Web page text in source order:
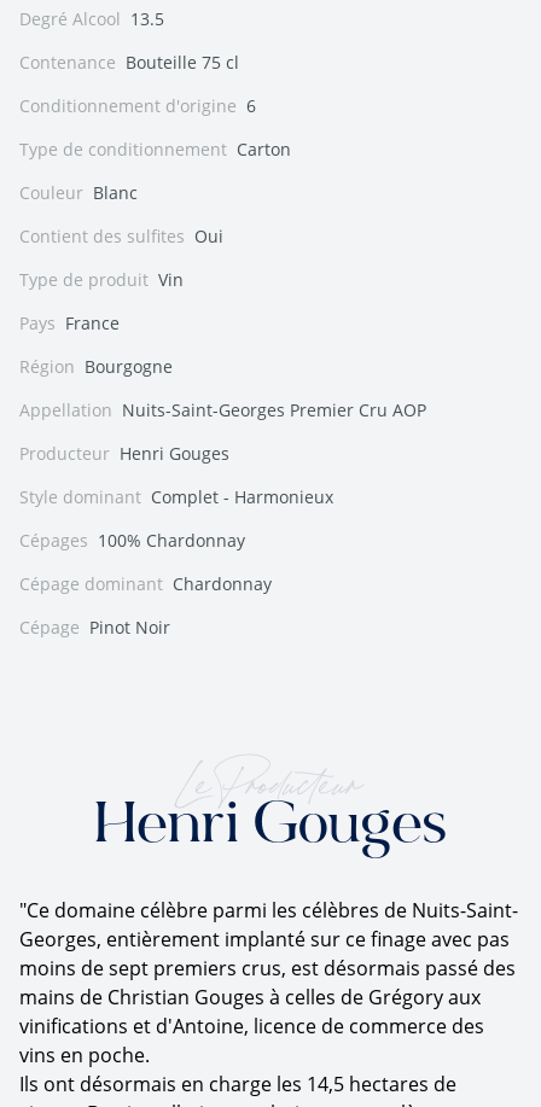
Degré Alcool 13.5
Contenance Bouteille 75 cl
Conditionnement d'origine 6
Type de conditionnement Carton
Couleur Blanc
Contient des sulfites Oui
Type de produit Vin
Pays France
Région Bourgogne
Appellation Nuits-Saint-Georges Premier Cru AOP
Producteur Henri Gouges
Style dominant Complet - Harmonieux
Cépages 100% Chardonnay
Cépage dominant Chardonnay
Cépage Pinot Noir
Le Producteur
Henri Gouges
"Ce domaine célèbre parmi les célèbres de Nuits-Saint-
Georges, entièrement implanté sur ce finage avec pas
moins de sept premiers crus, est désormais passé des
mains de Christian Gouges à celles de Grégory aux
vinifications et d'Antoine, licence de commerce des
vins en poche.
Ils ont désormais en charge les 14,5 hectares de